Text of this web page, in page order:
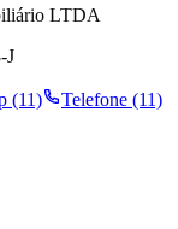
LTDA
J
(11)
Telefone (11)